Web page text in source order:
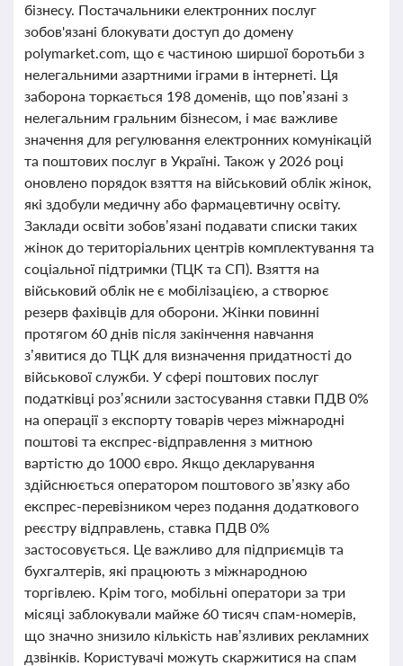
бізнесу. Постачальники електронних послуг
зобов'язані блокувати доступ до домену
polymarket.com, що є частиною ширшої боротьби з
нелегальними азартними іграми в інтернеті. Ця
заборона торкається 198 доменів, що пов’язані з
нелегальним гральним бізнесом, і має важливе
значення для регулювання електронних комунікацій
та поштових послуг в Україні. Також у 2026 році
оновлено порядок взяття на військовий облік жінок,
які здобули медичну або фармацевтичну освіту.
Заклади освіти зобов’язані подавати списки таких
жінок до територіальних центрів комплектування та
соціальної підтримки (ТЦК та СП). Взяття на
військовий облік не є мобілізацією, а створює
резерв фахівців для оборони. Жінки повинні
протягом 60 днів після закінчення навчання
з’явитися до ТЦК для визначення придатності до
військової служби. У сфері поштових послуг
податківці роз’яснили застосування ставки ПДВ 0%
на операції з експорту товарів через міжнародні
поштові та експрес-відправлення з митною
вартістю до 1000 євро. Якщо декларування
здійснюється оператором поштового зв’язку або
експрес-перевізником через подання додаткового
реєстру відправлень, ставка ПДВ 0%
застосовується. Це важливо для підприємців та
бухгалтерів, які працюють з міжнародною
торгівлею. Крім того, мобільні оператори за три
місяці заблокували майже 60 тисяч спам-номерів,
що значно знизило кількість нав’язливих рекламних
дзвінків. Користувачі можуть скаржитися на спам